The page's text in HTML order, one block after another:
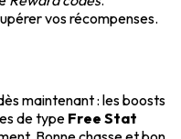
vos récompenses.
maintenant : les boosts
de type Free Stat